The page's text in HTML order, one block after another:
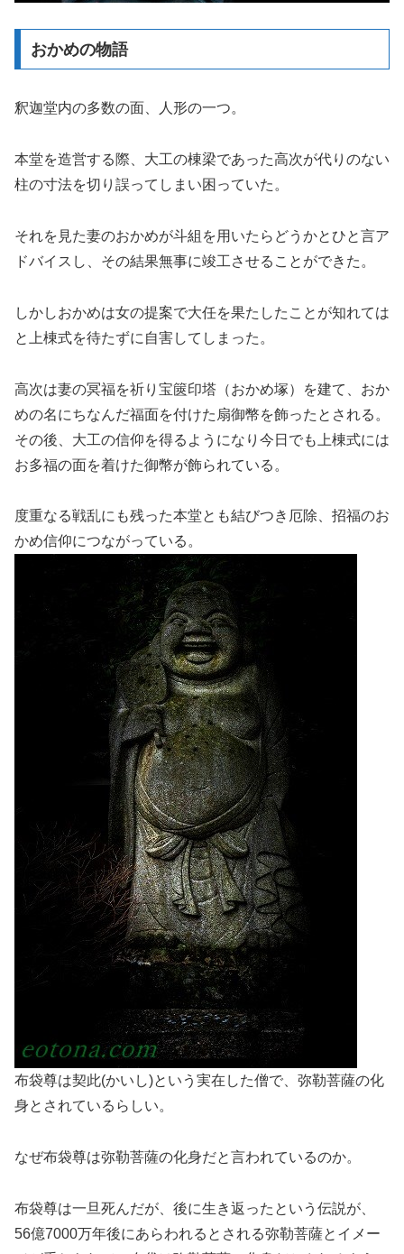
おかめの物語
釈迦堂内の多数の面、人形の一つ。
本堂を造営する際、大工の棟梁であった高次が代りのない
柱の寸法を切り誤ってしまい困っていた。
それを見た妻のおかめが斗組を用いたらどうかとひと言ア
ドバイスし、その結果無事に竣工させることができた。
しかしおかめは女の提案で大任を果たしたことが知れては
と上棟式を待たずに自害してしまった。
高次は妻の冥福を祈り宝篋印塔（おかめ塚）を建て、おか
めの名にちなんだ福面を付けた扇御幣を飾ったとされる。
その後、大工の信仰を得るようになり今日でも上棟式には
お多福の面を着けた御幣が飾られている。
度重なる戦乱にも残った本堂とも結びつき厄除、招福のお
かめ信仰につながっている。
布袋尊は契此(かいし)という実在した僧で、弥勒菩薩の化
身とされているらしい。
なぜ布袋尊は弥勒菩薩の化身だと言われているのか。
布袋尊は一旦死んだが、後に生き返ったという伝説が、
56億7000万年後にあらわれるとされる弥勒菩薩とイメー